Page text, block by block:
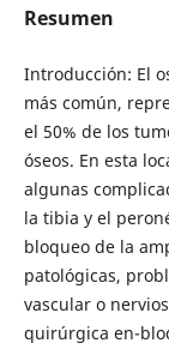
Resumen
Introducción: El
más común,
el 50% de los
óseos. En esta
algunas
la tibia y el
bloqueo de la
patológicas,
vascular o
quirúrgica en-